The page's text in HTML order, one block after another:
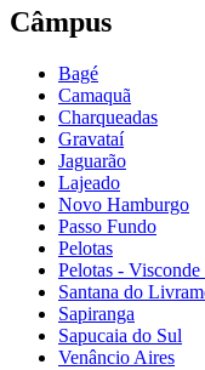
Câmpus
Bagé
Camaquã
Charqueadas
Gravataí
Jaguarão
Lajeado
Novo Hamburgo
Passo Fundo
Pelotas
Pelotas - Visconde
Santana do
Sapiranga
Sapucaia do Sul
Venâncio Aires